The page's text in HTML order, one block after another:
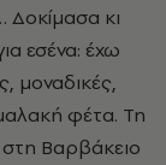
Δοκίμασα κι
εσένα: έχω
μοναδικές,
φέτα. Τη
Βαρβάκειο